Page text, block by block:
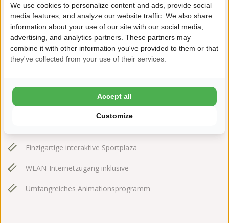
7796 HT Hardenberg
+31(0)523264595
rheezerwold@ardoer.com
Außen- und Innenschwimmbad mit separatem
Kleinkinderbad
Einzigartige interaktive Sportplaza
WLAN-Internetzugang inklusive
Umfangreiches Animationsprogramm
We use cookies to personalize content and ads, provide social
media features, and analyze our website traffic. We also share
information about your use of our site with our social media,
advertising, and analytics partners. These partners may
combine it with other information you've provided to them or that
they've collected from your use of their services.
Customize
Accept all